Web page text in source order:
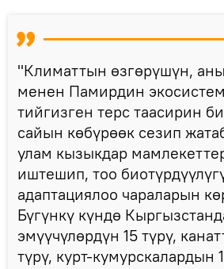
"Климаттын өзгөрүшүн,
менен Памирдин
тийгизген терс таасирин
сайын көбүрөөк сезип
улам кызыкдар
иштешип, тоо
адаптациялоо чараларын
Бүгүнкү күндө
эмүүчүлөрдүн 15 түрү,
түрү, курт-кумурскалардын